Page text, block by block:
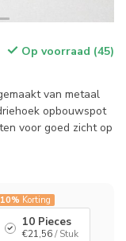
Op voorraad (45)
van metaal
opbouwspot
voor goed zicht op
10% Korting
10 Pieces
€21,56 / Stuk